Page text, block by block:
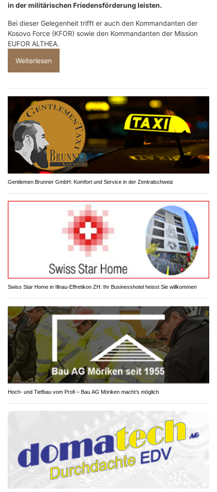
in der militärischen Friedensförderung leisten.
Bei dieser Gelegenheit trifft er auch den Kommandanten der
Kosovo Force (KFOR) sowie den Kommandanten der Mission
EUFOR ALTHEA.
Weiterlesen
Gentlemen Brunner GmbH: Komfort und Service in der Zentralschweiz
Swiss Star Home in Illnau-Effretikon ZH: Ihr Businesshotel heisst Sie willkommen
Hoch- und Tiefbau vom Profi – Bau AG Möriken macht’s möglich